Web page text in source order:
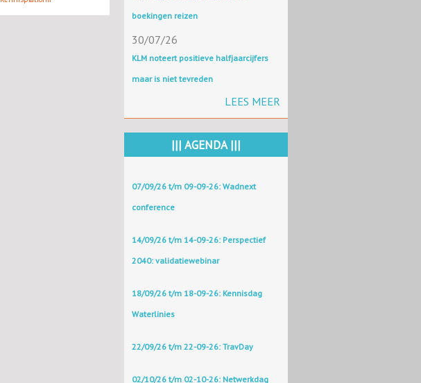
boekingen reizen
30/07/26
KLM noteert positieve halfjaarcijfers
maar is niet tevreden
LEES MEER
||| AGENDA |||
07/09/26 t/m 09-09-26: Wadnext
conference
14/09/26 t/m 14-09-26: Perspectief
2040: validatiewebinar
18/09/26 t/m 18-09-26: Kennisdag
Waterlinies
22/09/26 t/m 22-09-26: TravDay
02/10/26 t/m 02-10-26: Netwerkdag